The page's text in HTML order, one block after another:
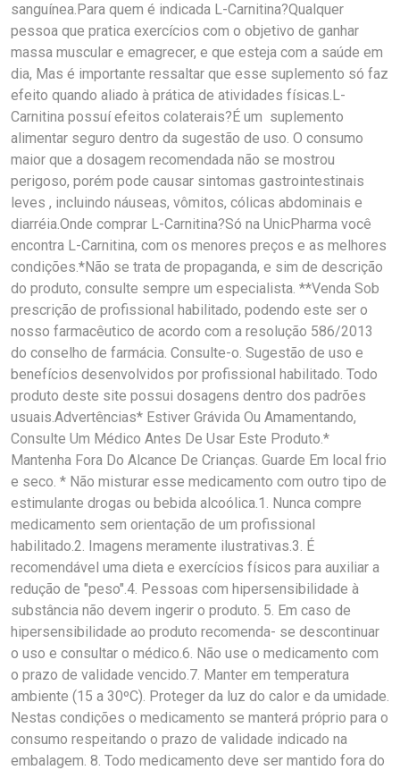
sanguínea.Para quem é indicada L-Carnitina?Qualquer
pessoa que pratica exercícios com o objetivo de ganhar
massa muscular e emagrecer, e que esteja com a saúde em
dia, Mas é importante ressaltar que esse suplemento só faz
efeito quando aliado à prática de atividades físicas.L-
Carnitina possuí efeitos colaterais?É um suplemento
alimentar seguro dentro da sugestão de uso. O consumo
maior que a dosagem recomendada não se mostrou
perigoso, porém pode causar sintomas gastrointestinais
leves , incluindo náuseas, vômitos, cólicas abdominais e
diarréia.Onde comprar L-Carnitina?Só na UnicPharma você
encontra L-Carnitina, com os menores preços e as melhores
condições.*Não se trata de propaganda, e sim de descrição
do produto, consulte sempre um especialista. **Venda Sob
prescrição de profissional habilitado, podendo este ser o
nosso farmacêutico de acordo com a resolução 586/2013
do conselho de farmácia. Consulte-o. Sugestão de uso e
benefícios desenvolvidos por profissional habilitado. Todo
produto deste site possui dosagens dentro dos padrões
usuais.Advertências* Estiver Grávida Ou Amamentando,
Consulte Um Médico Antes De Usar Este Produto.*
Mantenha Fora Do Alcance De Crianças. Guarde Em local frio
e seco. * Não misturar esse medicamento com outro tipo de
estimulante drogas ou bebida alcoólica.1. Nunca compre
medicamento sem orientação de um profissional
habilitado.2. Imagens meramente ilustrativas.3. É
recomendável uma dieta e exercícios físicos para auxiliar a
redução de "peso".4. Pessoas com hipersensibilidade à
substância não devem ingerir o produto. 5. Em caso de
hipersensibilidade ao produto recomenda- se descontinuar
o uso e consultar o médico.6. Não use o medicamento com
o prazo de validade vencido.7. Manter em temperatura
ambiente (15 a 30ºC). Proteger da luz do calor e da umidade.
Nestas condições o medicamento se manterá próprio para o
consumo respeitando o prazo de validade indicado na
embalagem. 8. Todo medicamento deve ser mantido fora do